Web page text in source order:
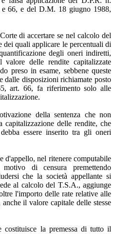
66, e del D.M. 18 giugno 1988,
di accertare se nel calcolo del
quali applicare le percentuali di
degli oneri indiretti,
valore delle rendite capitalizzate
preso in esame, sebbene queste
dalle disposizioni richiamate posto
art. 66, fa riferimento solo alle
della sentenza che non
capitalizzazione delle rendite, che
essere inserito tra gli oneri
d'appello, nel ritenere computabile
di censura premettendo
che la società appellante si
al calcolo del T.S.A., aggiunge
l'importo delle rate relative alle
il valore capitale delle stesse
costituisce la premessa di tutto il